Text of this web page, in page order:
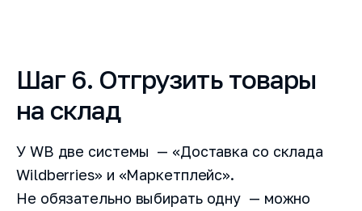
Шаг 6. Отгрузить товары
на склад
У WB две системы — «Доставка со склада
Wildberries» и «Маркетплейс».
Не обязательно выбирать одну — можно